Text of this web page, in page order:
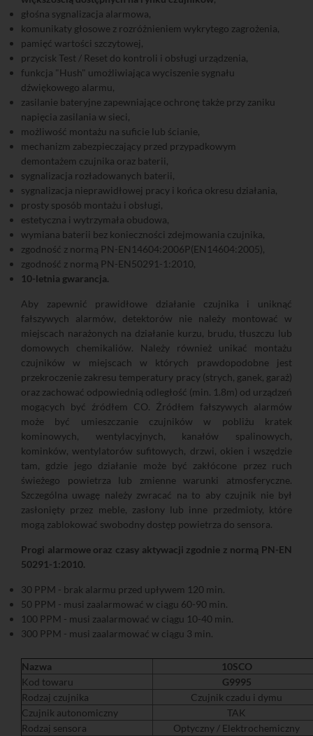
głośna sygnalizacja alarmowa,
komunikaty głosowe z rozróżnieniem wykrytego zagrożenia,
pamięć wartości szczytowej,
przycisk Test / Reset do kontroli i obsługi urządzenia,
funkcja "Hush" umożliwiająca wyciszenie sygnału
dźwiękowego alarmu,
zasilanie bateryjne zapewniające ochronę także przy zaniku
napięcia zasilania w sieci,
możliwość montażu na suficie lub ścianie,
mechanizm zabezpieczający przed przypadkowym
demontażem czujnika oraz baterii,
sygnalizacja rozładowanych baterii,
sygnalizacja nieprawidłowej pracy i końca okresu działania,
prosty sposób montażu i obsługi,
estetyczna i wytrzymała obudowa,
wymiana baterii bez konieczności zdejmowania czujnika,
zgodność z normą PN-EN14604:2006P(EN14604:2005),
zgodność z normą PN-EN50291-1:2010,
10-letnia gwarancja.
Aby zapewnić prawidłowe działanie czujnika i uniknąć
fałszywych alarmów, detektorów nie należy montować w
miejscach narażonych na działanie kurzu, brudu, tłuszczu lub
domowych chemikaliów. Należy również unikać montażu
czujników w miejscach w których prawdopodobne jest
przekroczenie zakresu temperatury pracy (strych, ganek, garaż)
oraz zachować odpowiednią odległość (min. 1.8m) od urządzeń
mogących być źródłem CO. Źródłem fałszywych alarmów
może być umieszczanie czujników w pobliżu kratek
kominowych, wentylacyjnych, kanałów spalinowych,
kominków, wentylatorów sufitowych, drzwi, okien i wszędzie
tam, gdzie jego działanie może być zakłócone przez ruch
świeżego powietrza lub zmienne warunki atmosferyczne.
Szczególna uwagę należy zwracać na to aby czujnik nie był
zasłonięty przez meble, zasłony lub inne przedmioty, które
mogą zablokować swobodny dostęp powietrza do sensora.
Progi alarmowe oraz czasy aktywacji zgodnie z normą PN-EN
50291-1:2010.
30 PPM - brak alarmu przed upływem 120 min.
50 PPM - musi zaalarmować w ciągu 60-90 min.
100 PPM - musi zaalarmować w ciągu 10-40 min.
300 PPM - musi zaalarmować w ciągu 3 min.
Nazwa
10SCO
Kod towaru
G9995
Rodzaj czujnika
Czujnik czadu i dymu
Czujnik autonomiczny
TAK
Rodzaj sensora
Optyczny / Elektrochemiczny